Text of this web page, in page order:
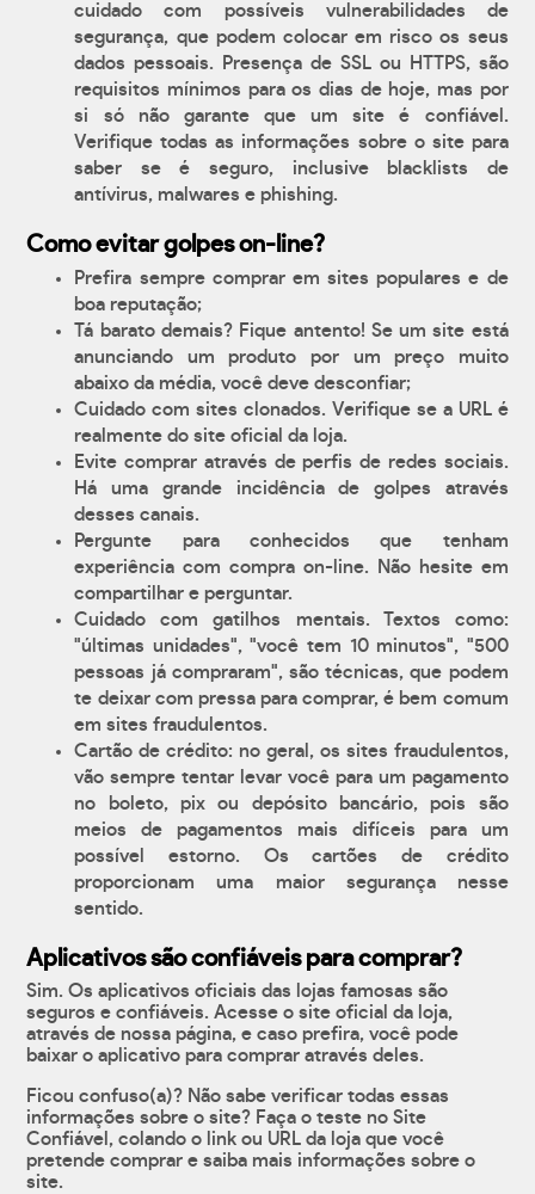
cuidado com possíveis vulnerabilidades de
segurança, que podem colocar em risco os seus
dados pessoais. Presença de SSL ou HTTPS, são
requisitos mínimos para os dias de hoje, mas por
si só não garante que um site é confiável.
Verifique todas as informações sobre o site para
saber se é seguro, inclusive blacklists de
antívirus, malwares e phishing.
Como evitar golpes on-line?
Prefira sempre comprar em sites populares e de
boa reputação;
Tá barato demais? Fique antento! Se um site está
anunciando um produto por um preço muito
abaixo da média, você deve desconfiar;
Cuidado com sites clonados. Verifique se a URL é
realmente do site oficial da loja.
Evite comprar através de perfis de redes sociais.
Há uma grande incidência de golpes através
desses canais.
Pergunte para conhecidos que tenham
experiência com compra on-line. Não hesite em
compartilhar e perguntar.
Cuidado com gatilhos mentais. Textos como:
"últimas unidades", "você tem 10 minutos", "500
pessoas já compraram", são técnicas, que podem
te deixar com pressa para comprar, é bem comum
em sites fraudulentos.
Cartão de crédito: no geral, os sites fraudulentos,
vão sempre tentar levar você para um pagamento
no boleto, pix ou depósito bancário, pois são
meios de pagamentos mais difíceis para um
possível estorno. Os cartões de crédito
proporcionam uma maior segurança nesse
sentido.
Aplicativos são confiáveis para comprar?
Sim. Os aplicativos oficiais das lojas famosas são
seguros e confiáveis. Acesse o site oficial da loja,
através de nossa página, e caso prefira, você pode
baixar o aplicativo para comprar através deles.
Ficou confuso(a)? Não sabe verificar todas essas
informações sobre o site? Faça o teste no Site
Confiável, colando o link ou URL da loja que você
pretende comprar e saiba mais informações sobre o
site.